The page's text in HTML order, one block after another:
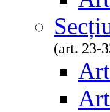
(art. 23-